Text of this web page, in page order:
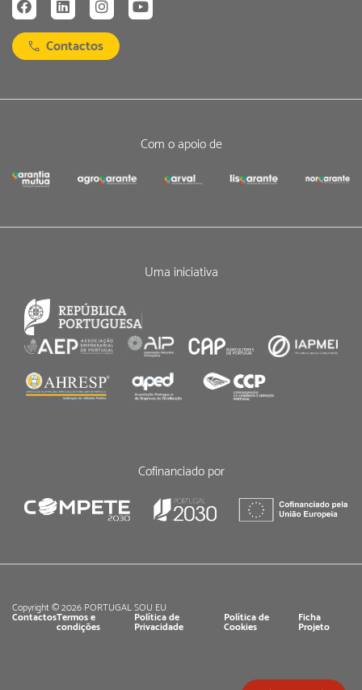
Contactos
Com o apoio de
Uma iniciativa
Cofinanciado por
Copyright © 2026 PORTUGAL SOU EU
ContactosTermos e
condições
Política de
Privacidade
Política de
Cookies
Ficha
Projeto